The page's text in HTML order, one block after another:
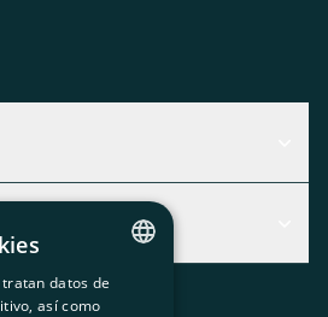
te encaja mejor
CATALAN
datos de
así como